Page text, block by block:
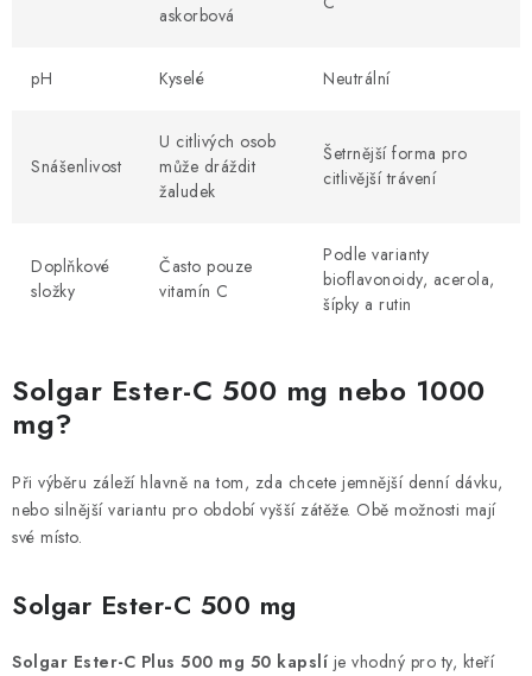
askorbová
pH Kyselé Neutrální
Snášenlivost
U citlivých osob
může dráždit
žaludek
Šetrnější forma pro
citlivější trávení
Doplňkové
složky
Často pouze
vitamín C
Podle varianty
bioflavonoidy, acerola,
šípky a rutin
Solgar Ester-C 500 mg nebo 1000
mg?
Při výběru záleží hlavně na tom, zda chcete jemnější denní dávku,
nebo silnější variantu pro období vyšší zátěže. Obě možnosti mají
své místo.
Solgar Ester-C 500 mg
Solgar Ester-C Plus 500 mg 50 kapslí je vhodný pro ty, kteří